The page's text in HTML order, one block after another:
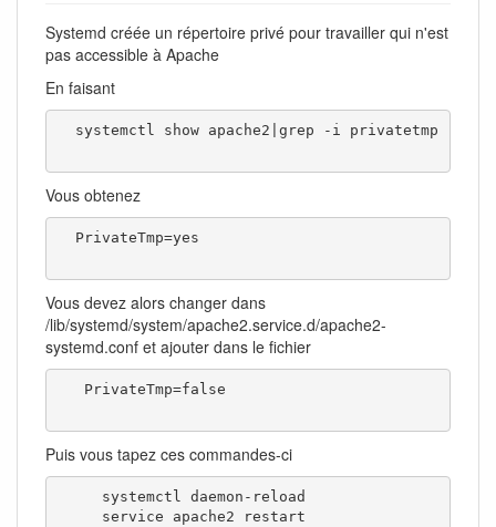
Systemd créée un répertoire privé pour travailler qui n'est
pas accessible à Apache
En faisant
Vous obtenez
Vous devez alors changer dans
/lib/systemd/system/apache2.service.d/apache2-
systemd.conf et ajouter dans le fichier
Puis vous tapez ces commandes-ci
     service apache2 restart